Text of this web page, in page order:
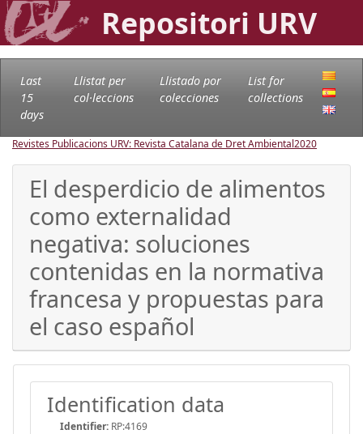
Repositori URV
Last
15
days
Llistat per
col·leccions
Llistado por
colecciones
List for
collections
Revistes Publicacions URV: Revista Catalana de Dret Ambiental2020
El desperdicio de alimentos
como externalidad
negativa: soluciones
contenidas en la normativa
francesa y propuestas para
el caso español
Identification data
Identifier: RP:4169